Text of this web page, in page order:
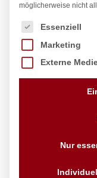
möglicherweise nicht
Es folgt eine Liste
Essenziell
Marketing
Externe
Nur